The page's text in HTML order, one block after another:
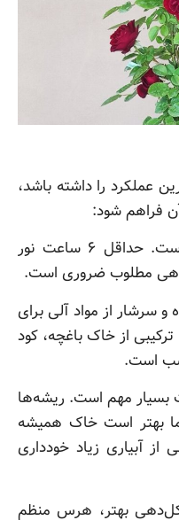
عملکرد را داشته باشد،
فراهم شود:
این گیاه عاشق آفتاب است. حداقل ۶ ساعت نور
مطلوب ضروری است.
از مواد آلی برای
از خاک باغچه، کود
است.
بسیار مهم است. ریشه‌ها
بهتر است خاک همیشه
آبیاری زیاد خودداری
بهتر، هرس منظم